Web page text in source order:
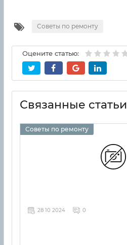
Советы по ремонту
Оцените статью:
Связанные статьи
Советы по ремонту
28 10 2024 0